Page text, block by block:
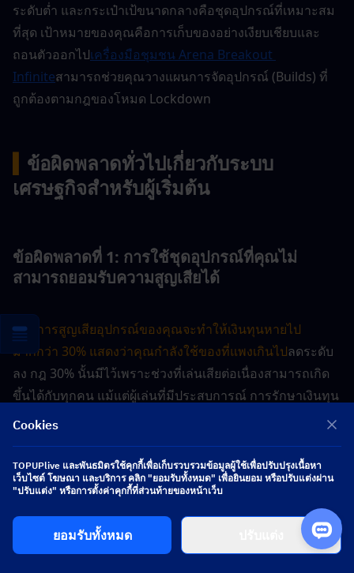
ระดับต่ำ และกระเป๋าเป้ขนาดกลางคือชุดอุปกรณ์ที่เหมาะสม
ที่สุด เป้าหมายของคุณคือการเก็บของอย่างเงียบเชียบและ
ถอนตัวออกไปเครื่องมือชุมชน Arena Breakout
Infiniteสามารถช่วยคุณวางแผนการจัดอุปกรณ์ (Builds) ที่
ถูกต้องตามกฎของโหมด Lockdown
ข้อผิดพลาดทั่วไปเกี่ยวกับระบบ
เศรษฐกิจสำหรับผู้เริ่มต้น
ข้อผิดพลาดที่ 1: การใช้ชุดอุปกรณ์ที่คุณไม่
สามารถยอมรับความสูญเสียได้
หากการสูญเสียอุปกรณ์ของคุณจะทำให้เงินทุนหายไป
มากกว่า 30% แสดงว่าคุณกำลังใช้ของที่แพงเกินไปลดระดับ
ลง กฎ 30% นั้นมีไว้เพราะช่วงที่เล่นเสียต่อเนื่องสามารถเกิด
ขึ้นได้กับทุกคน แม้แต่ผู้เล่นที่มีประสบการณ์ การรักษาเงินทุน
ของคุณนั้นสำคัญกว่าการลงเรดเพียงครั้งเดียว
ข้อผิดพลาดที่ 2: การละเลยค่าการเจาะเกราะของ
กระสุน
Cookies
TOPUPlive และพันธมิตรใช้คุกกี้เพื่อเก็บรวบรวมข้อมูลผู้ใช้เพื่อปรับปรุงเนื้อหา
เว็บไซต์ โฆษณา และบริการ คลิก "ยอมรับทั้งหมด" เพื่อยินยอม หรือปรับแต่งผ่าน
"ปรับแต่ง" หรือการตั้งค่าคุกกี้ที่ส่วนท้ายของหน้าเว็บ
ยอมรับทั้งหมด